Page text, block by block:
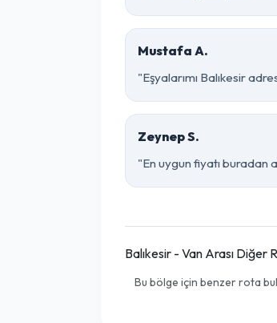
Mustafa A.
"Eşyalarımı Balıkesir
Zeynep S.
"En uygun fiyatı buradan
Balıkesir - Van Arası Diğer
Bu bölge için benzer rota